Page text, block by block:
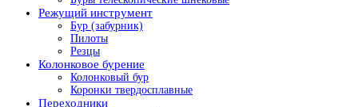
Режущий инструмент
Бур (забурник)
Пилоты
Резцы
Колонковое бурение
Колонковый бур
Коронки твердосплавные
Переходники